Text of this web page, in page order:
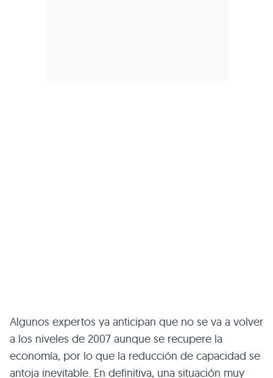
Algunos expertos ya anticipan que no se va a volver
a los niveles de 2007 aunque se recupere la
economía, por lo que la reducción de capacidad se
antoja inevitable. En definitiva, una situación muy